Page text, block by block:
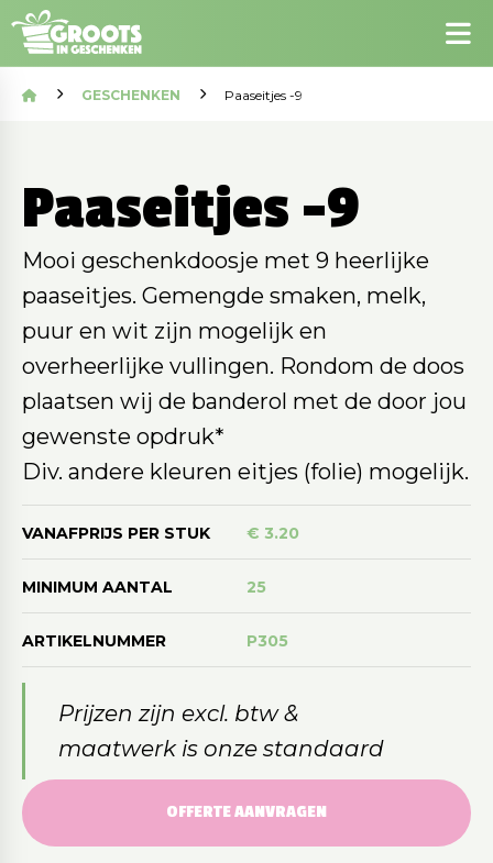
GESCHENKEN Paaseitjes -9
Paaseitjes -9
Mooi geschenkdoosje met 9 heerlijke
paaseitjes. Gemengde smaken, melk,
puur en wit zijn mogelijk en
overheerlijke vullingen. Rondom de doos
plaatsen wij de banderol met de door jou
gewenste opdruk*
Div. andere kleuren eitjes (folie) mogelijk.
VANAFPRIJS PER STUK € 3.20
MINIMUM AANTAL 25
ARTIKELNUMMER P305
Prijzen zijn excl. btw &
maatwerk is onze standaard
OFFERTE AANVRAGEN